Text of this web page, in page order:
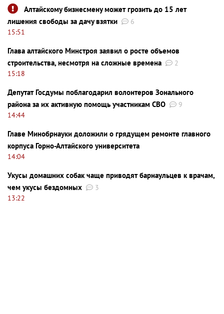
Алтайскому бизнесмену может грозить до 15 лет
лишения свободы за дачу взятки
6
15:51
Глава алтайского Минстроя заявил о росте объемов
строительства, несмотря на сложные времена
2
15:18
Депутат Госдумы поблагодарил волонтеров Зонального
района за их активную помощь участникам СВО
9
14:44
Главе Минобрнауки доложили о грядущем ремонте главного
корпуса Горно-Алтайского университета
14:04
Укусы домашних собак чаще приводят барнаульцев к врачам,
чем укусы бездомных
3
13:22